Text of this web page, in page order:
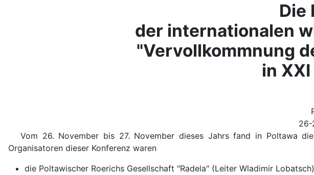
Die
der internationalen
"Vervollkommnung
in
26-
Vom 26. November bis 27. November dieses Jahrs fand in Poltawa
Organisatoren dieser Konferenz waren
die Poltawischer Roerichs Gesellschaft "Radela" (Leiter Wladimir